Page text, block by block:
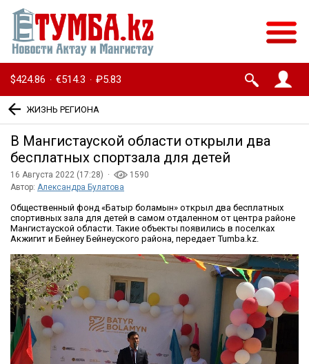
$424.86 · €514.3 · ₽5.83
ЖИЗНЬ РЕГИОНА
В Мангистауской области открыли два
бесплатных спортзала для детей
16 Августа 2022 (17:28) ·
1590
Автор: Александра Булатова
Общественный фонд «Батыр боламын» открыл два бесплатных
спортивных зала для детей в самом отдаленном от центра районе
Мангистауской области. Такие объекты появились в поселках
Акжигит и Бейнеу Бейнеуского района, передает Tumba.kz.